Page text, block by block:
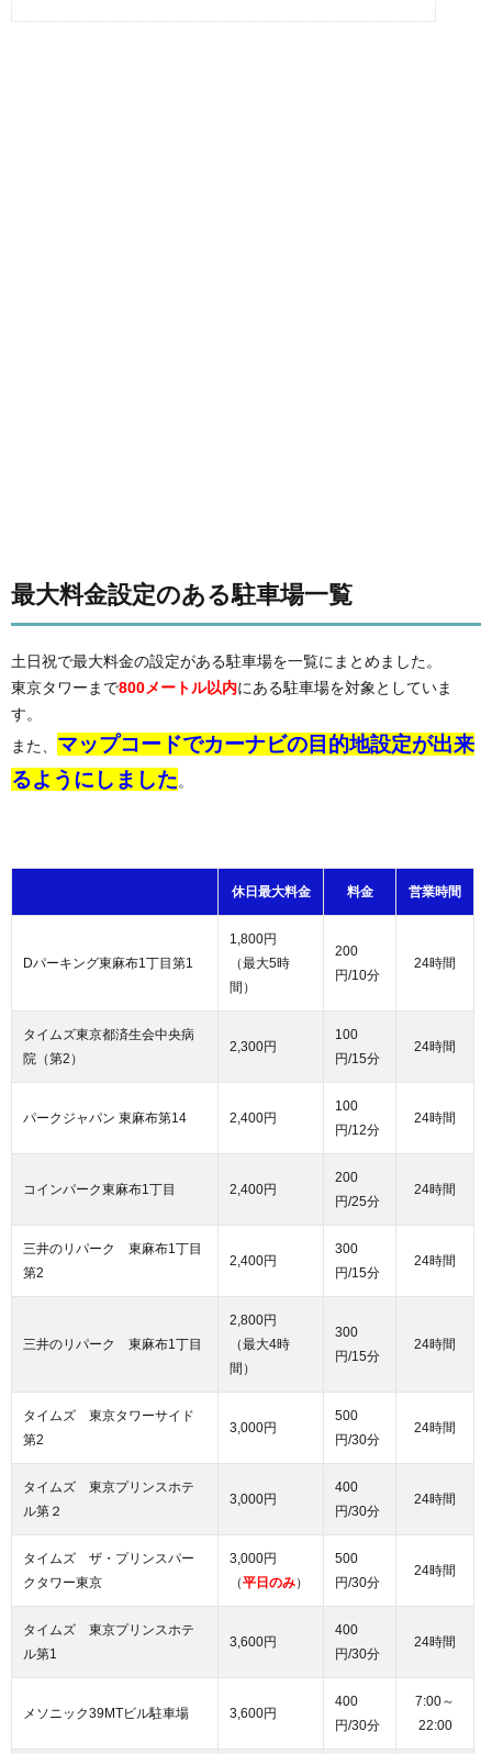
最大料金設定のある駐車場一覧
土日祝で最大料金の設定がある駐車場を一覧にまとめました。
東京タワーまで800メートル以内にある駐車場を対象としていま
す。
また、 マップコードでカーナビの目的地設定が出来
るようにしました。
休日最大料金 料金 営業時間
Dパーキング東麻布1丁目第1
1,800円
（最大5時
間）
200
円/10分
24時間
タイムズ東京都済生会中央病
院（第2）
2,300円
100
円/15分
24時間
パークジャパン 東麻布第14 2,400円
100
円/12分
24時間
コインパーク東麻布1丁目 2,400円
200
円/25分
24時間
三井のリパーク 東麻布1丁目
第2
2,400円
300
円/15分
24時間
三井のリパーク 東麻布1丁目
2,800円
（最大4時
間）
300
円/15分
24時間
タイムズ 東京タワーサイド
第2
3,000円
500
円/30分
24時間
タイムズ 東京プリンスホテ
ル第２
3,000円
400
円/30分
24時間
タイムズ ザ・プリンスパー
クタワー東京
3,000円
（平日のみ）
500
円/30分
24時間
タイムズ 東京プリンスホテ
ル第1
3,600円
400
円/30分
24時間
メソニック39MTビル駐車場 3,600円
400
円/30分
7:00～
22:00